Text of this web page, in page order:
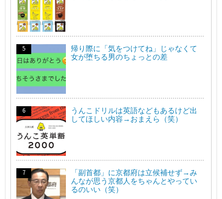
帰り際に「気をつけてね」じゃなくて
女が堕ちる男のちょっとの差
うんこドリルは英語などもあるけど出
してほしい内容→おまえら（笑）
「副首都」に京都府は立候補せず→み
んなが思う京都人をちゃんとやってい
るのいい（笑）